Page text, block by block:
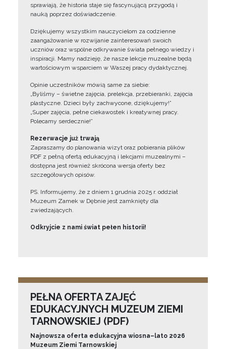
sprawiają, że historia staje się fascynującą przygodą i
nauką poprzez doświadczenie.
Dziękujemy wszystkim nauczycielom za codzienne
zaangażowanie w rozwijanie zainteresowań swoich
uczniów oraz wspólne odkrywanie świata pełnego wiedzy i
inspiracji. Mamy nadzieję, że nasze lekcje muzealne będą
wartościowym wsparciem w Waszej pracy dydaktycznej.
Opinie uczestników mówią same za siebie:
„Byliśmy – świetne zajęcia, prelekcja, przebieranki, zajęcia
plastyczne. Dzieci były zachwycone, dziękujemy!”
„Super zajęcia, pełne ciekawostek i kreatywnej pracy.
Polecamy serdecznie!”
Rezerwacje już trwają
Zapraszamy do planowania wizyt oraz pobierania plików
PDF z pełną ofertą edukacyjną i lekcjami muzealnymi –
dostępna jest również skrócona wersja oferty bez
szczegółowych opisów.
PS. Informujemy, że z dniem 1 grudnia 2025 r. oddział
Muzeum Zamek w Dębnie jest zamknięty dla
zwiedzających.
Odkryjcie z nami świat pełen historii!
PEŁNA OFERTA ZAJĘĆ
EDUKACYJNYCH MUZEUM ZIEMI
TARNOWSKIEJ (PDF)
Najnowsza oferta edukacyjna wiosna–lato 2026
Muzeum Ziemi Tarnowskiej